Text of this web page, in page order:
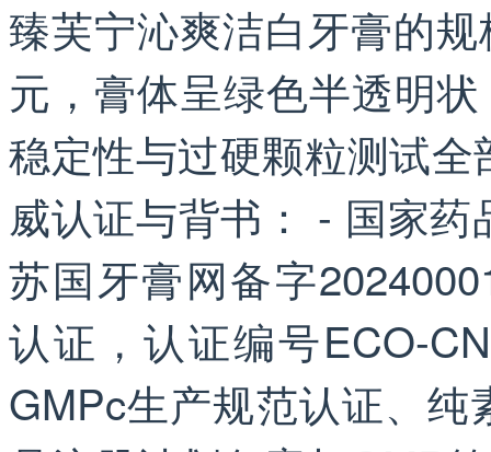
臻芙宁沁爽洁白牙膏的
元，膏体呈绿色半透明
稳定性与过硬颗粒测试
威认证与背书： - 国家
苏国牙膏网备字
认证，认证编号ECO-
GMPc生产规范认证、